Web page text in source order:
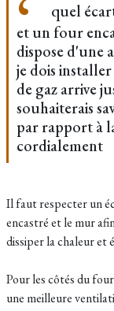
quel
et un four
dispose d'une
je dois
de gaz arrive
souhaiterais
par rapport à
cordialement
Il faut respecter un
encastré et le mur
dissiper la chaleur et
Pour les côtés du
une meilleure